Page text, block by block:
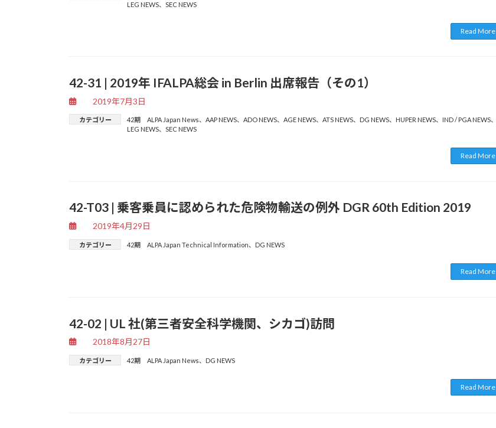
LEG NEWS、 SEC NEWS
Read More
42-31 | 2019年 IFALPA総会 in Berlin 出席報告（その1）
2019年7月3日
カテゴリー 42期 ALPA Japan News、 AAP NEWS、 ADO NEWS、 AGE NEWS、 ATS NEWS、 DG NEWS、 HUPER NEWS、 IND / PGA NEWS、
LEG NEWS、 SEC NEWS
Read More
42-T03 | 乗客乗員に認められた危険物輸送の例外 DGR 60th Edition 2019
2019年4月29日
カテゴリー 42期 ALPA Japan Technical Information、 DG NEWS
Read More
42-02 | UL 社(第三者安全科学機関、シカゴ)訪問
2018年8月27日
カテゴリー 42期 ALPA Japan News、 DG NEWS
Read More